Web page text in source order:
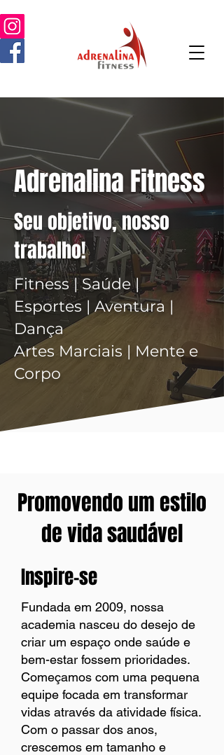
Adrenalina Fitness
Seu objetivo, nosso
trabalho!
Fitness | Saúde |
Esportes | Aventura |
Dança
Artes Marciais | Mente e
Corpo
Promovendo um estilo
de vida saudável
Inspire-se
Fundada em 2009, nossa
academia nasceu do desejo de
criar um espaço onde saúde e
bem-estar fossem prioridades.
Começamos com uma pequena
equipe focada em transformar
vidas através da atividade física.
Com o passar dos anos,
crescemos em tamanho e